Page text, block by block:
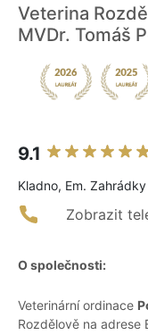
Veterina
MVDr. Tomáš
9.1
Kladno, Em.
Zobrazit
O společnosti:
Veterinární ordinace
Rozdělově na adrese